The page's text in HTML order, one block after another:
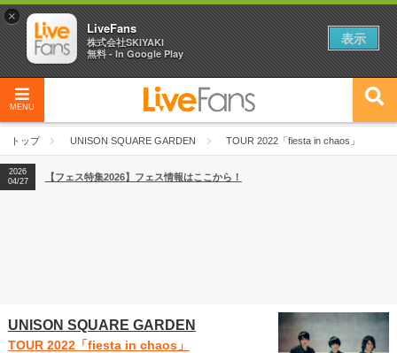
MENU
トップ UNISON SQUARE GARDEN TOUR 2022「fiesta in chaos」
2026
04/27
2026
【ライブ動員ランキング】2026年上半期編発表！
2026
04/27
【フェス特集2026】フェス情報はここから！
UNISON SQUARE GARDEN
TOUR 2022「fiesta in chaos」
×
LiveFans
株式会社SKIYAKI
無料 - In Google Play
表示